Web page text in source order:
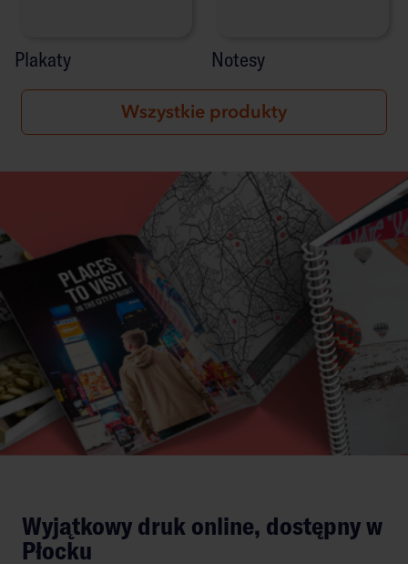
Plakaty Notesy
Wszystkie produkty
Wyjątkowy druk online, dostępny w
Płocku